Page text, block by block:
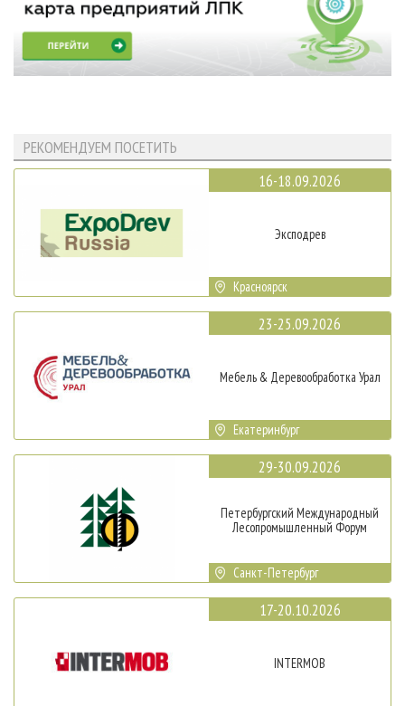
РЕКОМЕНДУЕМ ПОСЕТИТЬ
16-18.09.2026
Эксподрев
Красноярск
23-25.09.2026
Мебель & Деревообработка Урал
Екатеринбург
29-30.09.2026
Петербургский Международный
Лесопромышленный Форум
Санкт-Петербург
17-20.10.2026
INTERMOB